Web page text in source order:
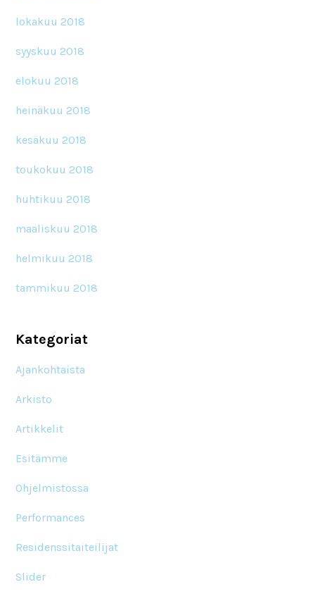
lokakuu 2018
syyskuu 2018
elokuu 2018
heinäkuu 2018
kesäkuu 2018
toukokuu 2018
huhtikuu 2018
maaliskuu 2018
helmikuu 2018
tammikuu 2018
Kategoriat
Ajankohtaista
Arkisto
Artikkelit
Esitämme
Ohjelmistossa
Performances
Residenssitaiteilijat
Slider